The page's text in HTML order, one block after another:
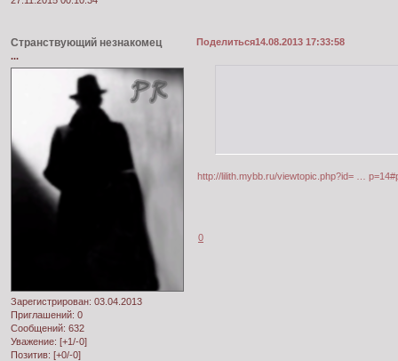
Поделиться14.08.2013 17:33:58
Странствующий незнакомец
...
Зарегистрирован: 03.04.2013
Приглашений: 0
Сообщений: 632
Уважение: [+1/-0]
Позитив: [+0/-0]
http://lilith.mybb.ru/viewtopic.php?id= …
0